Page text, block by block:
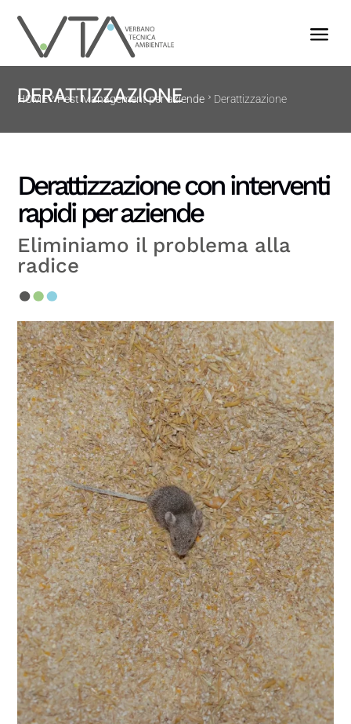
a
DERATTIZZAZIONE
HOME Pest Management per aziende Derattizzazione
Derattizzazione con interventi
rapidi per aziende
Eliminiamo il problema alla
radice